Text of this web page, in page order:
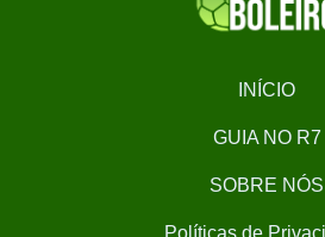
INÍCIO
GUIA NO R7
SOBRE NÓS
Políticas de